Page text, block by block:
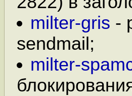
milter-gris -
sendmail;
milter-